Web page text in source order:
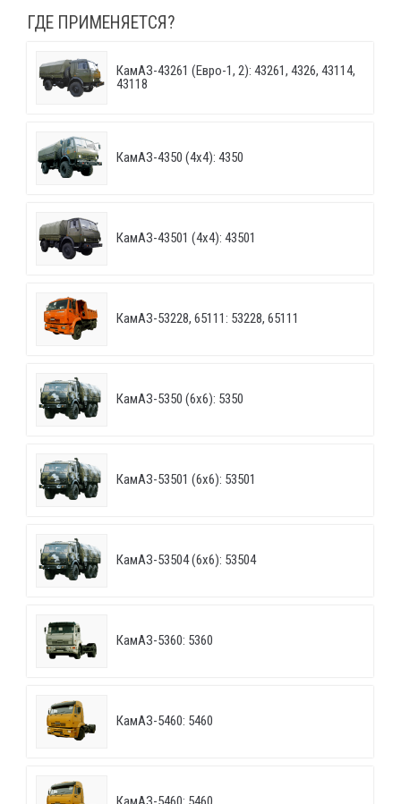
ГДЕ ПРИМЕНЯЕТСЯ?
КамАЗ-43261 (Евро-1, 2): 43261, 4326, 43114,
43118
КамАЗ-4350 (4х4): 4350
КамАЗ-43501 (4х4): 43501
КамАЗ-53228, 65111: 53228, 65111
КамАЗ-5350 (6х6): 5350
КамАЗ-53501 (6х6): 53501
КамАЗ-53504 (6х6): 53504
КамАЗ-5360: 5360
КамАЗ-5460: 5460